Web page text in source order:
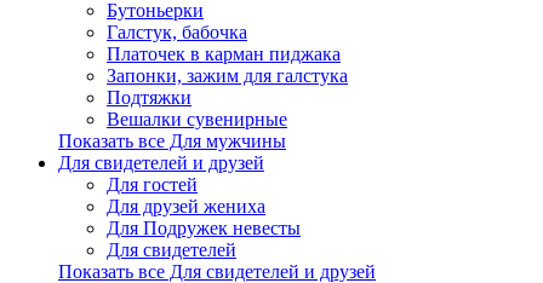
Бутоньерки
Галстук, бабочка
Платочек в карман пиджака
Запонки, зажим для галстука
Подтяжки
Вешалки сувенирные
Показать все Для мужчины
Для свидетелей и друзей
Для гостей
Для друзей жениха
Для Подружек невесты
Для свидетелей
Показать все Для свидетелей и друзей